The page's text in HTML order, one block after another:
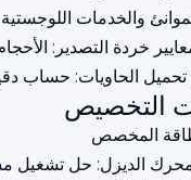
والخدمات اللوجستية
التخصيص
المخصص